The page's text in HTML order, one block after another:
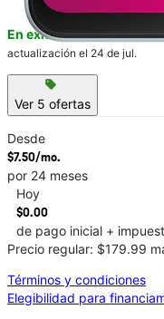
This carousel contains a
En existencia Este artículo
actualización el 24 de jul.
sell
Ver 5 ofertas
Desde
$7.50/mo.
por 24 meses
Hoy
$0.00
de pago inicial +
Precio regular: $179.99
Términos y condiciones
Elegibilidad para